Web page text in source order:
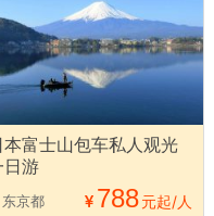
本富士山包车私人观光
日游
东京都 788元起/人